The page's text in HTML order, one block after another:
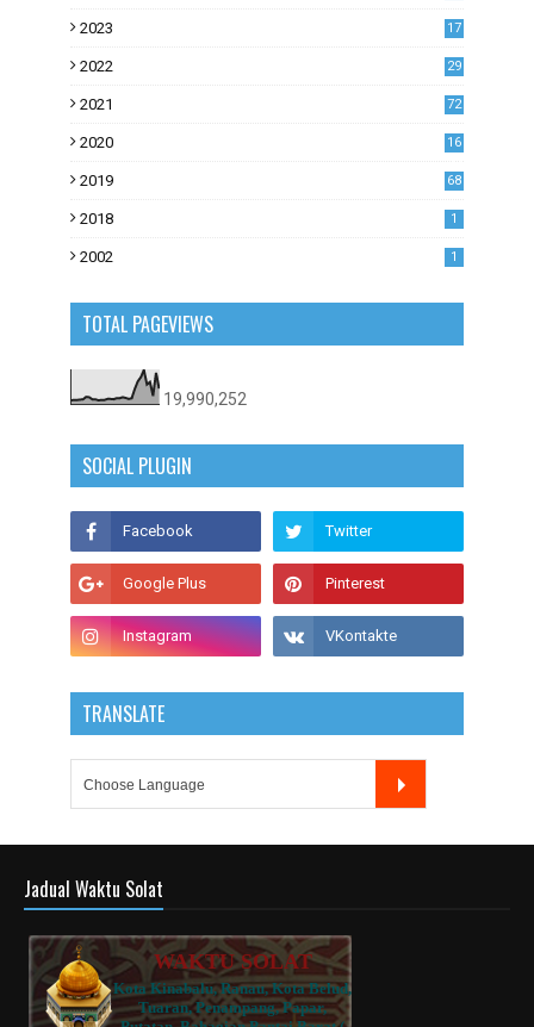
2023
17
2022
29
2021
72
2020
16
2019
68
2018 1
2002 1
TOTAL PAGEVIEWS
19,990,252
SOCIAL PLUGIN
TRANSLATE
Jadual Waktu Solat